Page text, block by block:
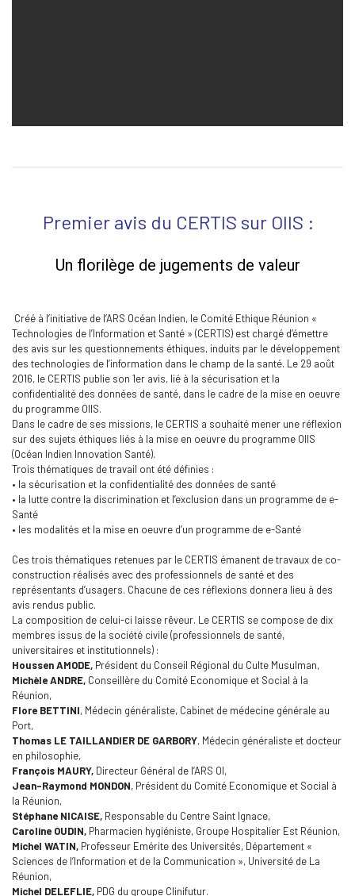
Premier avis du CERTIS sur OIIS :
Un florilège de jugements de valeur
Créé à l’initiative de l’ARS Océan Indien, le Comité Ethique Réunion «
Technologies de l’Information et Santé » (CERTIS) est chargé d’émettre
des avis sur les questionnements éthiques, induits par le développement
des technologies de l’information dans le champ de la santé. Le 29 août
2016, le CERTIS publie son 1er avis, lié à la sécurisation et la
confidentialité des données de santé, dans le cadre de la mise en oeuvre
du programme OIIS.
Dans le cadre de ses missions, le CERTIS a souhaité mener une réflexion
sur des sujets éthiques liés à la mise en oeuvre du programme OIIS
(Océan Indien Innovation Santé).
Trois thématiques de travail ont été définies :
• la sécurisation et la confidentialité des données de santé
• la lutte contre la discrimination et l’exclusion dans un programme de e-
Santé
• les modalités et la mise en oeuvre d’un programme de e-Santé
Ces trois thématiques retenues par le CERTIS émanent de travaux de co-
construction réalisés avec des professionnels de santé et des
représentants d’usagers. Chacune de ces réflexions donnera lieu à des
avis rendus public.
La composition de celui-ci laisse rêveur. Le CERTIS se compose de dix
membres issus de la société civile (professionnels de santé,
universitaires et institutionnels) :
Houssen AMODE, Président du Conseil Régional du Culte Musulman,
Michèle ANDRE, Conseillère du Comité Economique et Social à la
Réunion,
Flore BETTINI, Médecin généraliste, Cabinet de médecine générale au
Port,
Thomas LE TAILLANDIER DE GARBORY, Médecin généraliste et docteur
en philosophie,
François MAURY, Directeur Général de l’ARS OI,
Jean-Raymond MONDON, Président du Comité Economique et Social à
la Réunion,
Stéphane NICAISE, Responsable du Centre Saint Ignace,
Caroline OUDIN, Pharmacien hygiéniste, Groupe Hospitalier Est Réunion,
Michel WATIN, Professeur Emérite des Universités, Département «
Sciences de l’Information et de la Communication », Université de La
Réunion,
Michel DELEFLIE, PDG du groupe Clinifutur.